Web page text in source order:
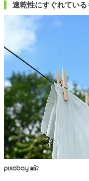
速乾性にすぐれてい